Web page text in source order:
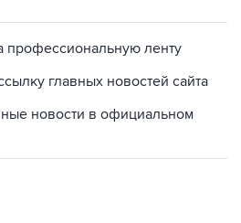
профессиональную ленту
главных новостей сайта
новости в официальном